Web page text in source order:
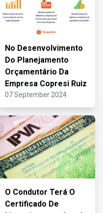
No Desenvolvimento
Do Planejamento
Orçamentário Da
Empresa Copresi Ruiz
07 September 2024
O Condutor Terá O
Certificado De